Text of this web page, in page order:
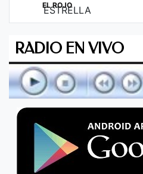
EL ROJO
RADIO EN VIVO